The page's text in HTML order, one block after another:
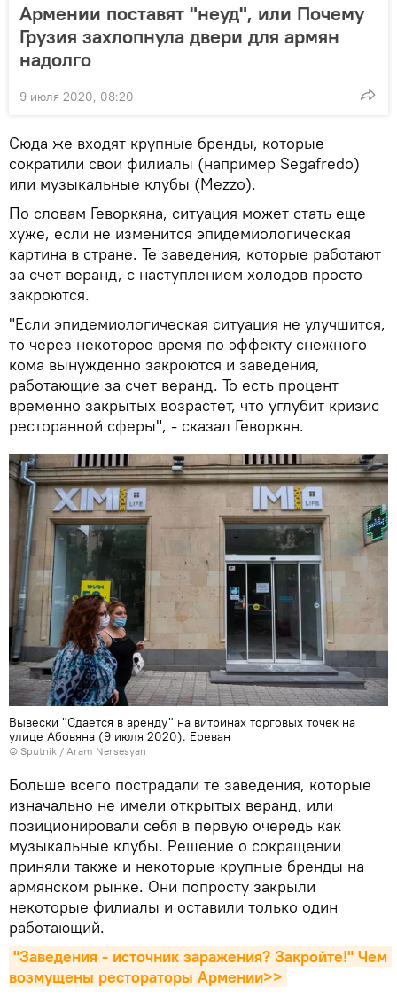
Армении поставят "неуд", или Почему
Грузия захлопнула двери для армян
надолго
9 июля 2020, 08:20
Сюда же входят крупные бренды, которые
сократили свои филиалы (например Segafredo)
или музыкальные клубы (Mezzo).
По словам Геворкяна, ситуация может стать еще
хуже, если не изменится эпидемиологическая
картина в стране. Те заведения, которые работают
за счет веранд, с наступлением холодов просто
закроются.
"Если эпидемиологическая ситуация не улучшится,
то через некоторое время по эффекту снежного
кома вынужденно закроются и заведения,
работающие за счет веранд. То есть процент
временно закрытых возрастет, что углубит кризис
ресторанной сферы", - сказал Геворкян.
Вывески "Сдается в аренду" на витринах торговых точек на
улице Абовяна (9 июля 2020). Еревaн
© Sputnik / Aram Nersesyan
Больше всего пострадали те заведения, которые
изначально не имели открытых веранд, или
позиционировали себя в первую очередь как
музыкальные клубы. Решение о сокращении
приняли также и некоторые крупные бренды на
армянском рынке. Они попросту закрыли
некоторые филиалы и оставили только один
работающий.
"Заведения - источник заражения? Закройте!" Чем
возмущены рестораторы Армении>>